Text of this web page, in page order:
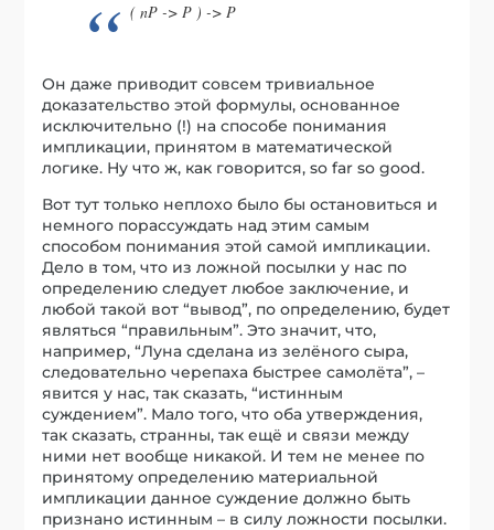
( nP -> P ) -> P
Он даже приводит совсем тривиальное
доказательство этой формулы, основанное
исключительно (!) на способе понимания
импликации, принятом в математической
логике. Ну что ж, как говорится, so far so good.
Вот тут только неплохо было бы остановиться и
немного порассуждать над этим самым
способом понимания этой самой импликации.
Дело в том, что из ложной посылки у нас по
определению следует любое заключение, и
любой такой вот “вывод”, по определению, будет
являться “правильным”. Это значит, что,
например, “Луна сделана из зелёного сыра,
следовательно черепаха быстрее самолёта”, –
явится у нас, так сказать, “истинным
суждением”. Мало того, что оба утверждения,
так сказать, странны, так ещё и связи между
ними нет вообще никакой. И тем не менее по
принятому определению материальной
импликации данное суждение должно быть
признано истинным – в силу ложности посылки.